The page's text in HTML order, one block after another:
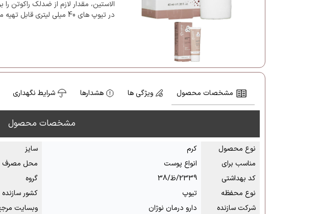
الاستین، مقدار لازم از ضدلک راکوتن
در تیوپ های 40 میلی لیتری قابل تهیه می باشد.
مشخصات محصول ویژگی ها هشدارها شرایط نگهداری
مشخصات محصول
نوع محصول کرم سایز
مناسب برای
انواع پوست محل مصرف
کد بهداشتی
2339/ظ/38 گروه
نوع محفظه
تیوپ کشور سازنده
شرکت سازنده
دارو درمان نوژان وبسایت